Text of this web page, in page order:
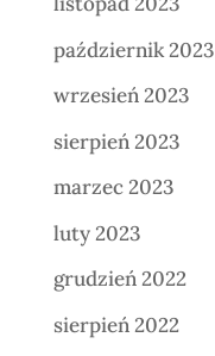
październik 2023
wrzesień 2023
sierpień 2023
marzec 2023
luty 2023
grudzień 2022
sierpień 2022